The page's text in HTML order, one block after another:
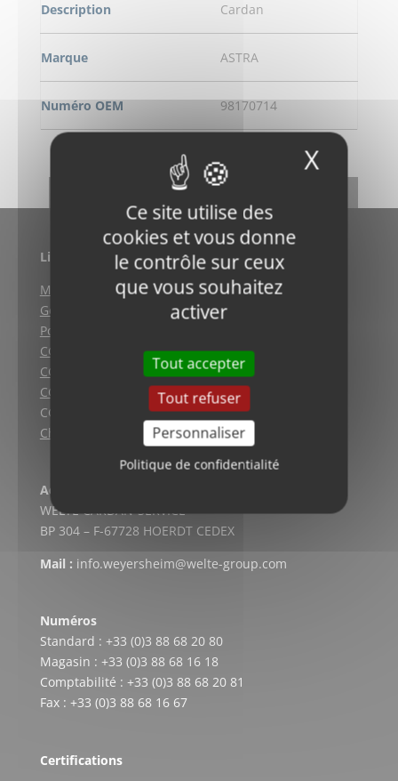
Ce site utilise des
cookies et vous donne
le contrôle sur ceux
que vous souhaitez
activer
Tout accepter
Tout refuser
Personnaliser
Politique de confidentialité
X
Description Cardan
Marque ASTRA
Numéro OEM 98170714
DEMANDE DE RENSEIGNEMENT
RETOUR
Liens utiles
Mentions légales
Gestion des cookies
Politique de confidentialité
CGV (Weyersheim)
CGV (Strasbourg)
CGV (Lyon)
CGV vente en ligne
Charte qualité
Adresse postale
WELTE CARDAN-SERVICE
BP 304 – F-67728 HOERDT CEDEX
Mail : info.weyersheim@welte-group.com
Numéros
Standard : +33 (0)3 88 68 20 80
Magasin : +33 (0)3 88 68 16 18
Comptabilité : +33 (0)3 88 68 20 81
Fax : +33 (0)3 88 68 16 67
Certifications